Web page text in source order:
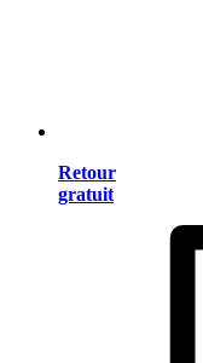
Retour
gratuit